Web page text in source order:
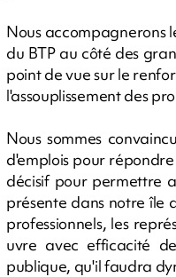
Nous accompagnerons
du BTP au côté des
point de vue sur le
l'assouplissement des
Nous sommes
d'emplois pour
décisif pour permettre
présente dans notre île
professionnels, les
uvre avec efficacité
publique, qu'il faudra